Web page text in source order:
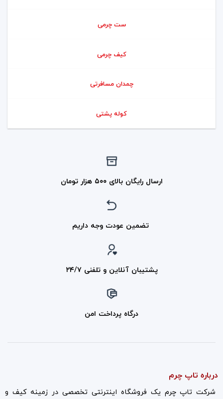
ست چرمی
کیف چرمی
چمدان مسافرتی
کوله پشتی
ارسال رایگان بالای ۵۰۰ هزار تومان
تضمین عودت وجه داریم
پشتیبان آنلاین و تلفنی ۲۴/۷
درگاه پرداخت امن
درباره تاپ چرم
شرکت تاپ چرم یک فروشگاه اینترنتی تخصصی در زمینه کیف و